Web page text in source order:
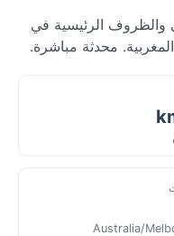
والظروف الرئيسية في
محدثة مباشرة.
Australia/